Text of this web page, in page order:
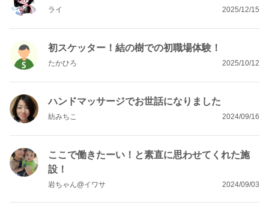
ライ 2025/12/15
初スケッター！結の樹での初職場体験！
たかひろ 2025/10/12
ハンドマッサージでお世話になりました
紡みちこ 2024/09/16
ここで働きたーい！と素直に思わせてくれた施
設！
岩ちゃん@イワサ 2024/09/03